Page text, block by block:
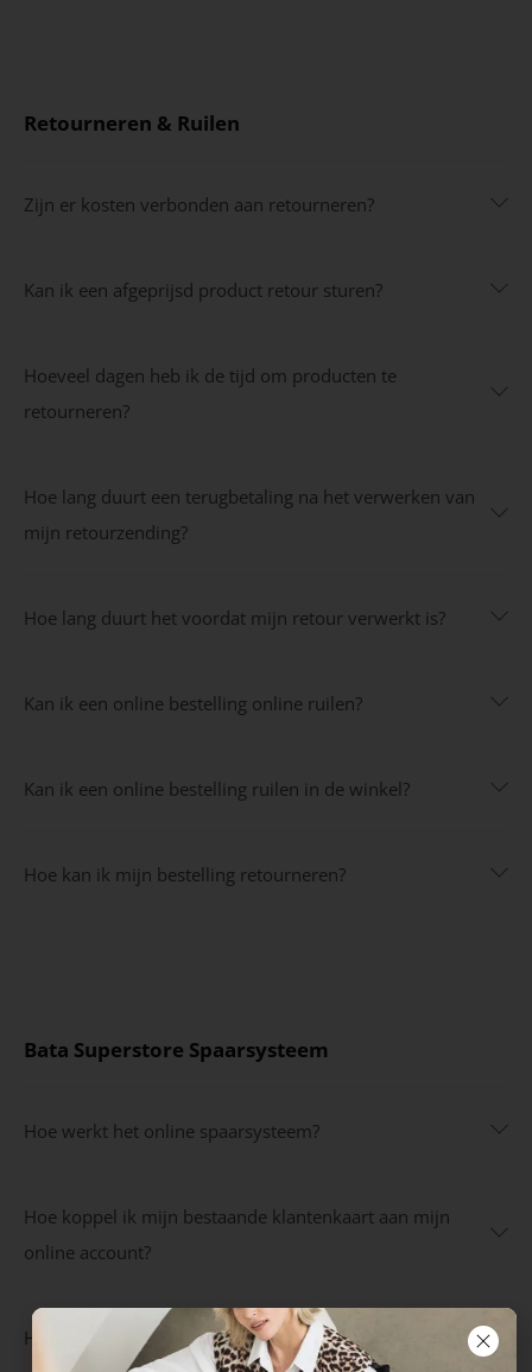
Retourneren & Ruilen
Zijn er kosten verbonden aan retourneren?
Kan ik een afgeprijsd product retour sturen?
Hoeveel dagen heb ik de tijd om producten te
retourneren?
Hoe lang duurt een terugbetaling na het verwerken van
mijn retourzending?
Hoe lang duurt het voordat mijn retour verwerkt is?
Kan ik een online bestelling online ruilen?
Kan ik een online bestelling ruilen in de winkel?
Hoe kan ik mijn bestelling retourneren?
Bata Superstore Spaarsysteem
Hoe werkt het online spaarsysteem?
Hoe koppel ik mijn bestaande klantenkaart aan mijn
online account?
Hoe kan ik mezelf inschrijven voor het spaarsysteem?